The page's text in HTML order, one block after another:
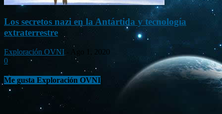
Los secretos nazi en la Antártida y tecnología
extraterrestre
Exploración OVNI
Ago 1, 2020
0
Me gusta Exploración OVNI